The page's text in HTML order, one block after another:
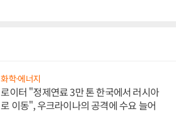
화학·에너지
로이터 "정제연료 3만 톤 한국에서 러시아
로 이동", 우크라이나의 공격에 수요 늘어